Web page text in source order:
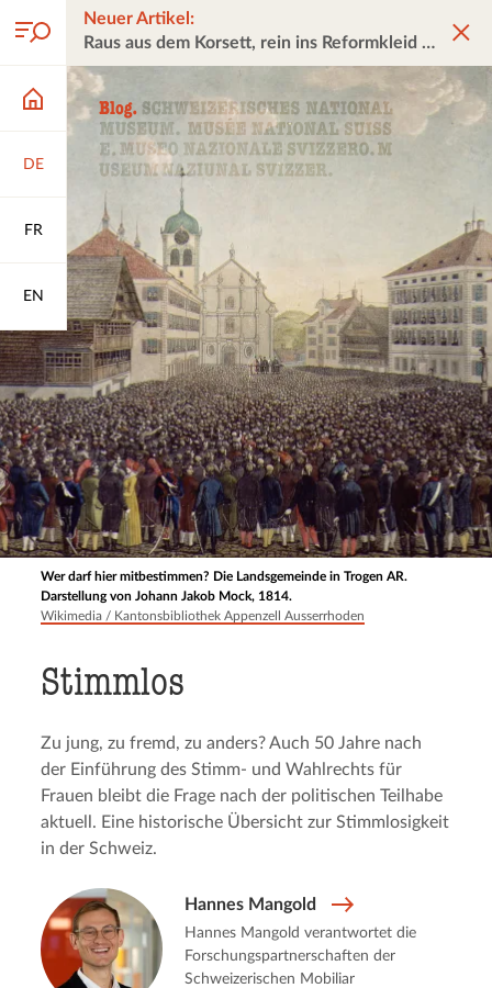
DE
FR
EN
Neuer Artikel:
Raus aus dem Korsett, rein ins Reformkleid
Wer darf hier mitbestimmen? Die Landsgemeinde in Trogen AR.
Darstellung von Johann Jakob Mock, 1814.
Wikimedia / Kantonsbibliothek Appenzell Ausserrhoden
Stimmlos
Zu jung, zu fremd, zu anders? Auch 50 Jahre nach
der Einführung des Stimm- und Wahlrechts für
Frauen bleibt die Frage nach der politischen Teilhabe
aktuell. Eine historische Übersicht zur Stimmlosigkeit
in der Schweiz.
Hannes Mangold
Hannes Mangold verantwortet die
Forschungspartnerschaften der
Schweizerischen Mobiliar